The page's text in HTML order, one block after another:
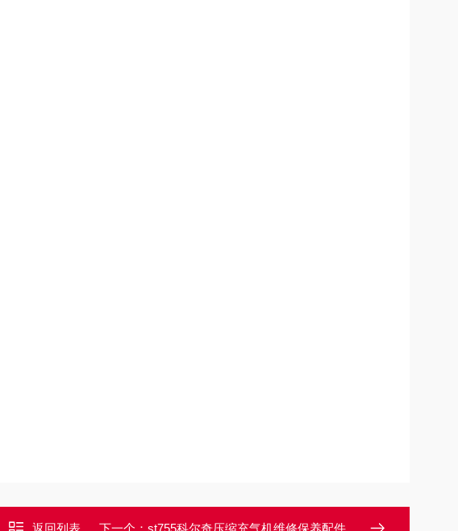
返回列表 下一个： st755科尔奇压缩充气机维修保养配件ST755润滑油